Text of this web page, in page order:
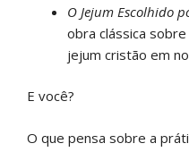
O Jejum Escolhido
obra clássica
jejum cristão em
E você?
O que pensa sobre a